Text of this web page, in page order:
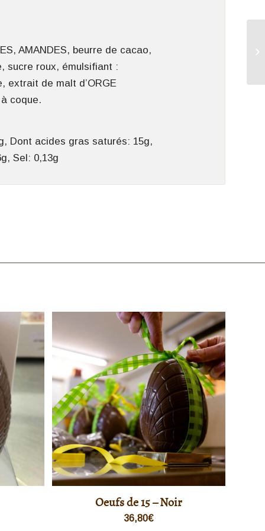
AMANDES, beurre de cacao,
sucre roux, émulsifiant :
extrait de malt d’ORGE
coque.
Dont acides gras saturés: 15g,
Sel: 0,13g
Oeufs de 15 – Noir
36,80€